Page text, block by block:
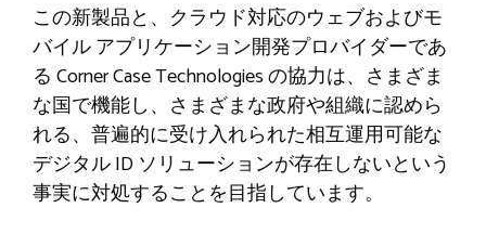
この新製品と、クラウド対応のウェブおよびモ
バイル アプリケーション開発プロバイダーであ
る Corner Case Technologies の協力は、さまざま
な国で機能し、さまざまな政府や組織に認めら
れる、普遍的に受け入れられた相互運用可能な
デジタル ID ソリューションが存在しないという
事実に対処することを目指しています。